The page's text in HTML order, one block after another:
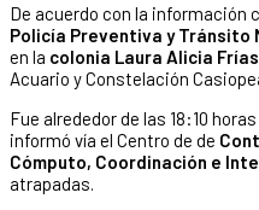
De acuerdo con la información
Policía Preventiva y Tránsito
en la colonia Laura Alicia Frías
Acuario y Constelación
Fue alrededor de las 18:10
informó vía el Centro de de
Cómputo, Coordinación e
atrapadas.